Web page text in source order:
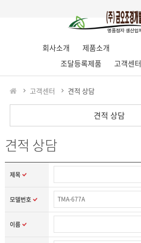
회사소개
제품소개
조달등록제품
고객센터
고객센터 견적 상담
견적 상담
견적 상담
제목
모델번호
이름